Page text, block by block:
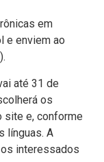
em
e enviem ao
até 31 de
os
site e, conforme
línguas. A
interessados